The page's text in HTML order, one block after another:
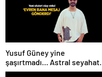
Yusuf Güney yine
şaşırtmadı… Astral seyahat
ve uzaylılardan sonra şimdi